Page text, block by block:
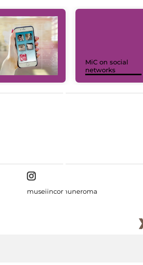
MiC on social
networks
museiincomuneroma